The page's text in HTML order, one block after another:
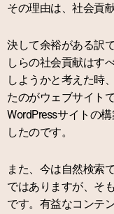
その理由は、社会貢
決して余裕がある訳
しらの社会貢献はす
しようかと考えた時
たのがウェブサイト
WordPressサイトの
したのです。
また、今は自然検索
ではありますが、そ
です。有益なコンテ